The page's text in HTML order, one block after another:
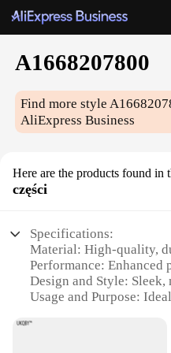
A1668207800
Find more style
AliExpress Business
Here are the products found in
części
Specifications:
Material: High-quality,
Performance: Enhanced
Design and Style: Sleek,
Usage and Purpose:
Shape or Size or